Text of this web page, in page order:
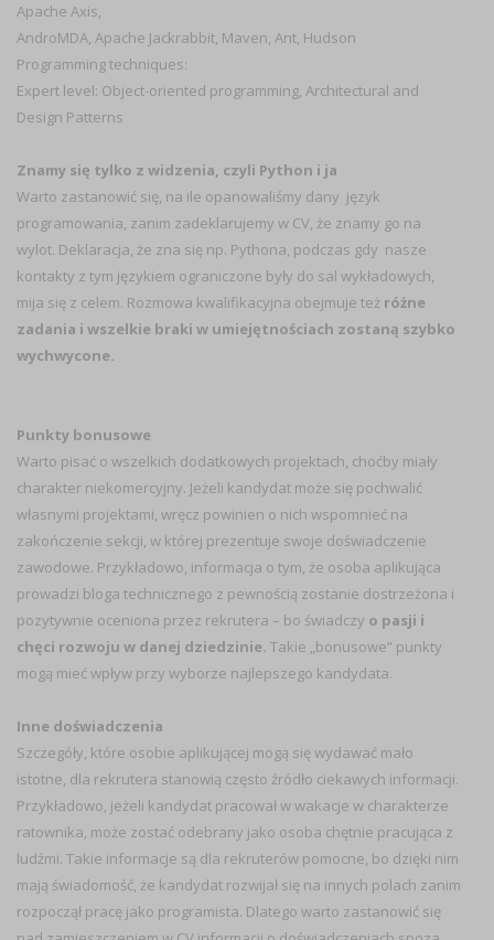
Apache Axis,
AndroMDA, Apache Jackrabbit, Maven, Ant, Hudson
Programming techniques:
Expert level: Object-oriented programming, Architectural and
Design Patterns
Znamy się tylko z widzenia, czyli Python i ja
Warto zastanowić się, na ile opanowaliśmy dany język
programowania, zanim zadeklarujemy w CV, że znamy go na
wylot. Deklaracja, że zna się np. Pythona, podczas gdy nasze
kontakty z tym językiem ograniczone były do sal wykładowych,
mija się z celem. Rozmowa kwalifikacyjna obejmuje też różne
zadania i wszelkie braki w umiejętnościach zostaną szybko
wychwycone.
Punkty bonusowe
Warto pisać o wszelkich dodatkowych projektach, choćby miały
charakter niekomercyjny. Jeżeli kandydat może się pochwalić
własnymi projektami, wręcz powinien o nich wspomnieć na
zakończenie sekcji, w której prezentuje swoje doświadczenie
zawodowe. Przykładowo, informacja o tym, że osoba aplikująca
prowadzi bloga technicznego z pewnością zostanie dostrzeżona i
pozytywnie oceniona przez rekrutera – bo świadczy o pasji i
chęci rozwoju w danej dziedzinie. Takie „bonusowe” punkty
mogą mieć wpływ przy wyborze najlepszego kandydata.
Inne doświadczenia
Szczegóły, które osobie aplikującej mogą się wydawać mało
istotne, dla rekrutera stanowią często źródło ciekawych informacji.
Przykładowo, jeżeli kandydat pracował w wakacje w charakterze
ratownika, może zostać odebrany jako osoba chętnie pracująca z
ludźmi. Takie informacje są dla rekruterów pomocne, bo dzięki nim
mają świadomość, że kandydat rozwijał się na innych polach zanim
rozpoczął pracę jako programista. Dlatego warto zastanowić się